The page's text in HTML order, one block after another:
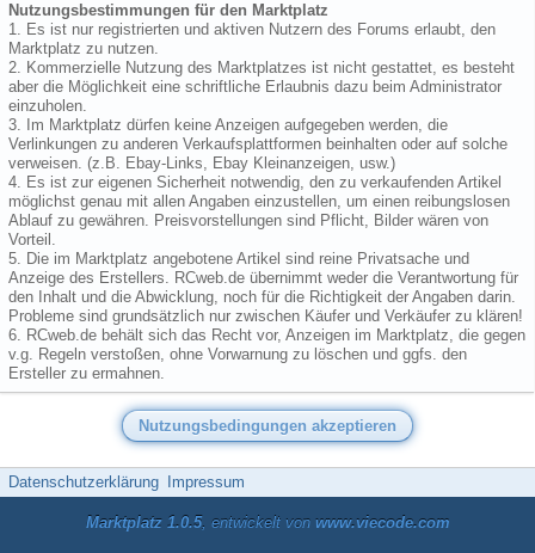
Nutzungsbestimmungen für den Marktplatz
1. Es ist nur registrierten und aktiven Nutzern des Forums erlaubt, den
Marktplatz zu nutzen.
2. Kommerzielle Nutzung des Marktplatzes ist nicht gestattet, es besteht
aber die Möglichkeit eine schriftliche Erlaubnis dazu beim Administrator
einzuholen.
3. Im Marktplatz dürfen keine Anzeigen aufgegeben werden, die
Verlinkungen zu anderen Verkaufsplattformen beinhalten oder auf solche
verweisen. (z.B. Ebay-Links, Ebay Kleinanzeigen, usw.)
4. Es ist zur eigenen Sicherheit notwendig, den zu verkaufenden Artikel
möglichst genau mit allen Angaben einzustellen, um einen reibungslosen
Ablauf zu gewähren. Preisvorstellungen sind Pflicht, Bilder wären von
Vorteil.
5. Die im Marktplatz angebotene Artikel sind reine Privatsache und
Anzeige des Erstellers. RCweb.de übernimmt weder die Verantwortung für
den Inhalt und die Abwicklung, noch für die Richtigkeit der Angaben darin.
Probleme sind grundsätzlich nur zwischen Käufer und Verkäufer zu klären!
6. RCweb.de behält sich das Recht vor, Anzeigen im Marktplatz, die gegen
v.g. Regeln verstoßen, ohne Vorwarnung zu löschen und ggfs. den
Ersteller zu ermahnen.
Datenschutzerklärung Impressum
Marktplatz 1.0.5, entwickelt von www.viecode.com